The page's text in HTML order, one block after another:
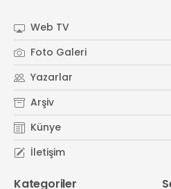
Web TV
Foto Galeri
Yazarlar
Arşiv
Künye
İletişim
Kategoriler